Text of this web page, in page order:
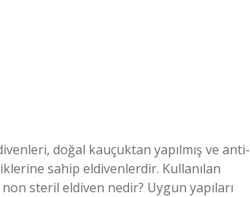
doğal kauçuktan yapılmış ve anti-
sahip eldivenlerdir. Kullanılan
steril eldiven nedir? Uygun yapıları